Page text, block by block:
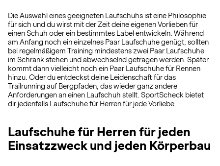
Die Auswahl eines geeigneten Laufschuhs ist eine Philosophie
für sich und du wirst mit der Zeit deine eigenen Vorlieben für
einen Schuh oder ein bestimmtes Label entwickeln. Während
am Anfang noch ein einzelnes Paar Laufschuhe genügt, sollten
bei regelmäßigem Training mindestens zwei Paar Laufschuhe
im Schrank stehen und abwechselnd getragen werden. Später
kommt dann vielleicht noch ein Paar Laufschuhe für Rennen
hinzu. Oder du entdeckst deine Leidenschaft für das
Trailrunning auf Bergpfaden, das wieder ganz andere
Anforderungen an einen Laufschuh stellt. SportScheck bietet
dir jedenfalls Laufschuhe für Herren für jede Vorliebe.
Laufschuhe für Herren für jeden
Einsatzzweck und jeden Körperbau